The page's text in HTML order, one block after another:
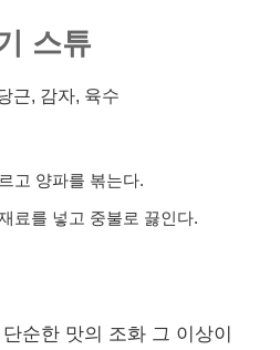
스튜
근, 감자, 육수
고 양파를 볶는다.
료를 넣고 중불로 끓인다.
순한 맛의 조화 그 이상이